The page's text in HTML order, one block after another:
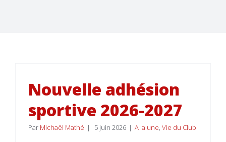
Nouvelle adhésion
sportive 2026-2027
Par Michaël Mathé | 5 juin 2026 | A la une Vie du Club